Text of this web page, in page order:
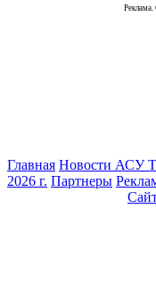
Главная Новости АСУ
2026 г. Партнеры